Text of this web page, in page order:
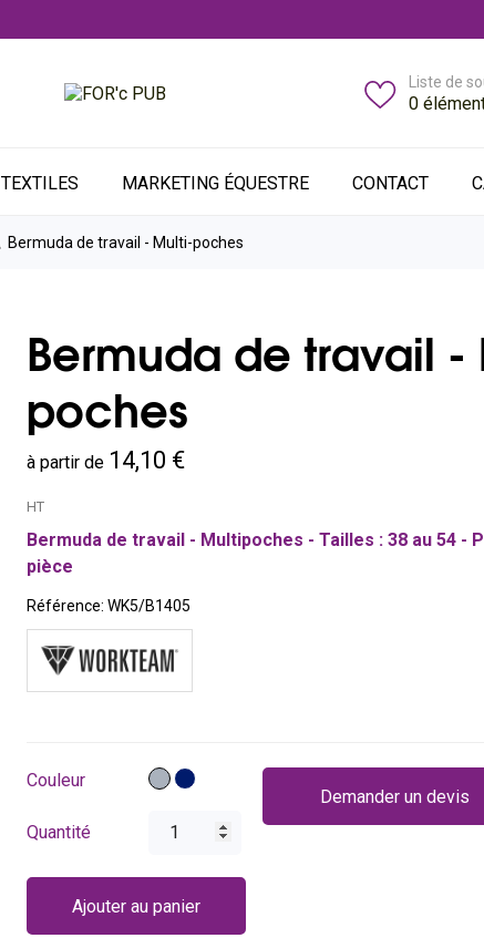
Liste de
0
TEXTILES MARKETING ÉQUESTRE CONTACT
Bermuda de travail - Multi-poches
Bermuda de travail -
poches
à partir de 14,10 €
HT
Bermuda de travail - Multipoches - Tailles : 38 au 54 -
pièce
Référence: WK5/B1405
Couleur GrisBleu
Quantité
Ajouter au panier
Demander un devis